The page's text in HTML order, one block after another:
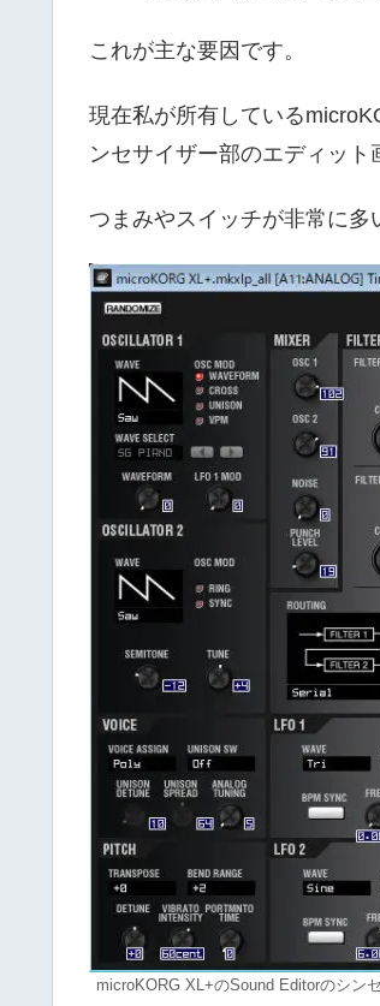
これが主な要因です。
現在私が所有している
ンセサイザー部のエディット
つまみやスイッチが非常に多
microKORG XL+のSound Editorのシン